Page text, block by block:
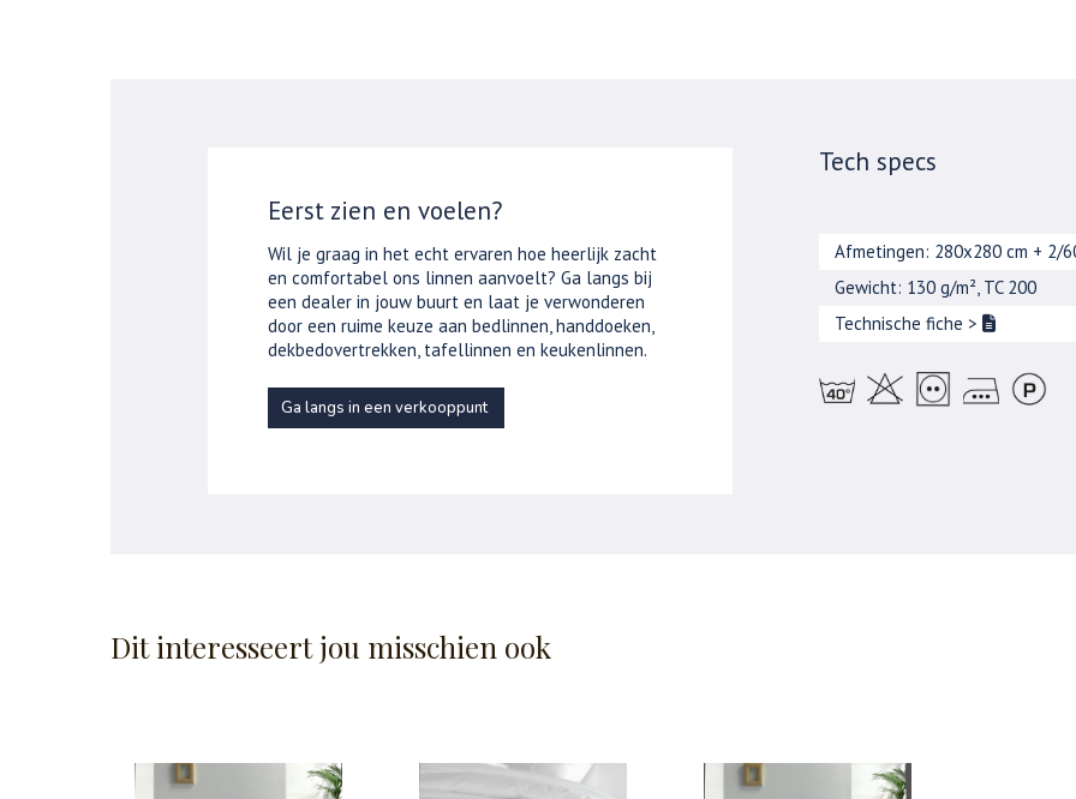
Eerst zien en voelen?
Wil je graag in het echt ervaren hoe heerlijk zacht
en comfortabel ons linnen aanvoelt? Ga langs bij
een dealer in jouw buurt en laat je verwonderen
door een ruime keuze aan bedlinnen, handdoeken,
dekbedovertrekken, tafellinnen en keukenlinnen.
Ga langs in een verkooppunt
Tech specs
Afmetingen: 280x280 cm + 2/
Gewicht: 130 g/m², TC 200
Technische fiche >
Dit interesseert jou misschien ook